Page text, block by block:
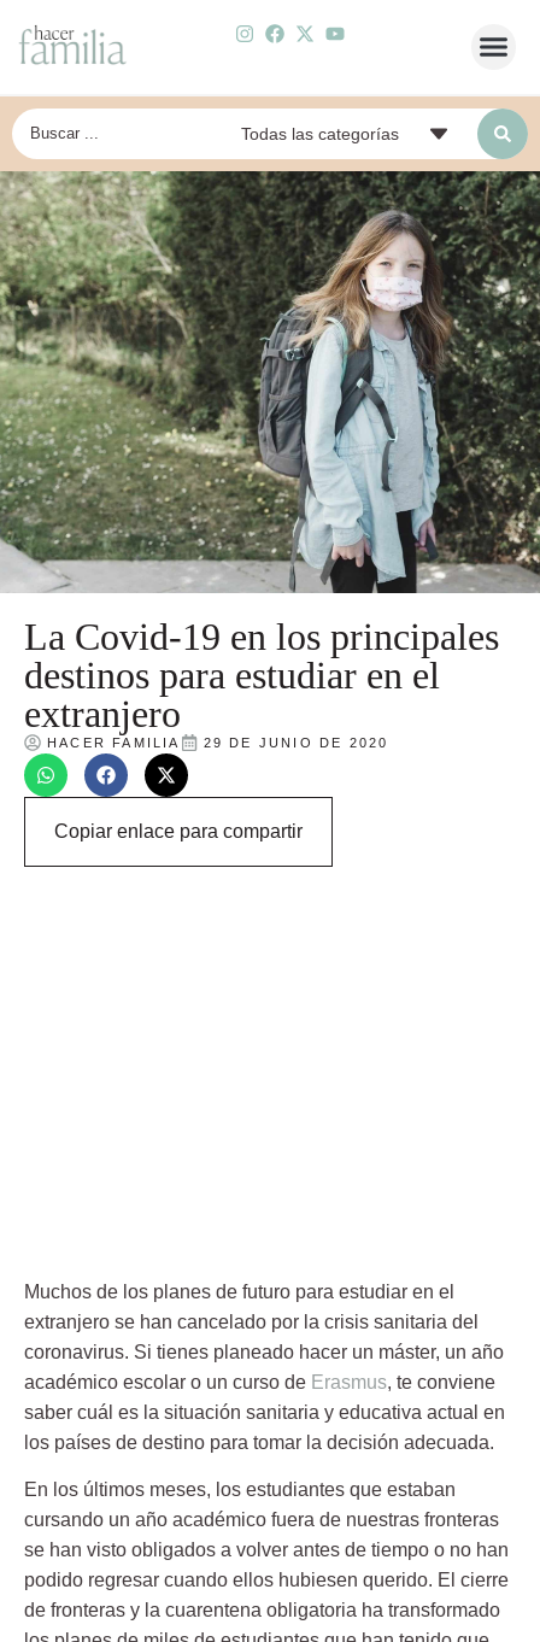
La Covid-19 en los principales
destinos para estudiar en el
extranjero
HACER FAMILIA 29 DE JUNIO DE 2020
Copiar enlace para compartir
Muchos de los planes de futuro para estudiar en el
extranjero se han cancelado por la crisis sanitaria del
coronavirus. Si tienes planeado hacer un máster, un año
académico escolar o un curso de Erasmus, te conviene
saber cuál es la situación sanitaria y educativa actual en
los países de destino para tomar la decisión adecuada.
En los últimos meses, los estudiantes que estaban
cursando un año académico fuera de nuestras fronteras
se han visto obligados a volver antes de tiempo o no han
podido regresar cuando ellos hubiesen querido. El cierre
de fronteras y la cuarentena obligatoria ha transformado